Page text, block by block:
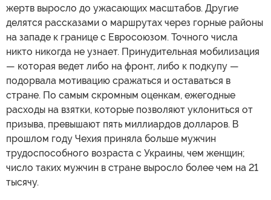
жертв выросло до ужасающих масштабов. Другие
делятся рассказами о маршрутах через горные районы
на западе к границе с Евросоюзом. Точного числа
никто никогда не узнает. Принудительная мобилизация
— которая ведет либо на фронт, либо к подкупу —
подорвала мотивацию сражаться и оставаться в
стране. По самым скромным оценкам, ежегодные
расходы на взятки, которые позволяют уклониться от
призыва, превышают пять миллиардов долларов. В
прошлом году Чехия приняла больше мужчин
трудоспособного возраста с Украины, чем женщин;
число таких мужчин в стране выросло более чем на 21
тысячу.